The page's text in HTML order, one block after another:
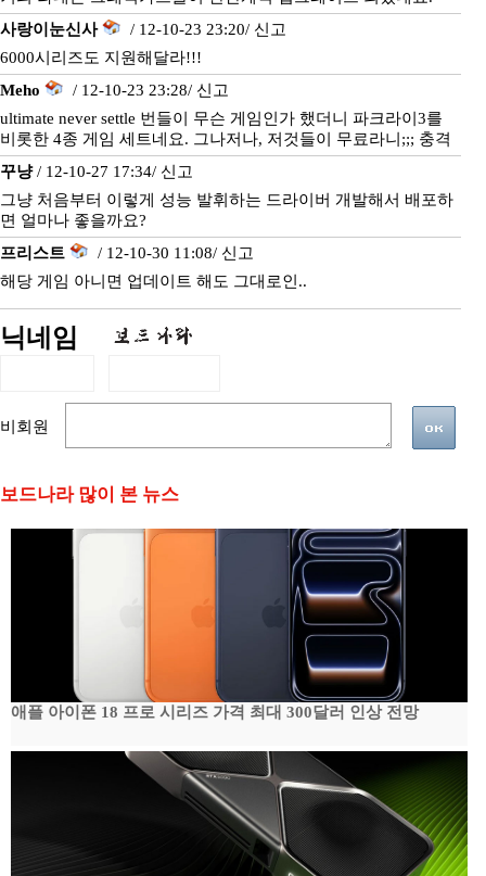
사랑이눈신사
/ 12-10-23 23:20/ 신고
6000시리즈도 지원해달라!!!
Meho
/ 12-10-23 23:28/ 신고
ultimate never settle 번들이 무슨 게임인가 했더니 파크라이3를
비롯한 4종 게임 세트네요. 그나저나, 저것들이 무료라니;;; 충격
꾸냥/ 12-10-27 17:34/ 신고
그냥 처음부터 이렇게 성능 발휘하는 드라이버 개발해서 배포하
면 얼마나 좋을까요?
프리스트
/ 12-10-30 11:08/ 신고
해당 게임 아니면 업데이트 해도 그대로인..
닉네임
비회원
보드나라 많이 본 뉴스
애플 아이폰 18 프로 시리즈 가격 최대 300달러 인상 전망